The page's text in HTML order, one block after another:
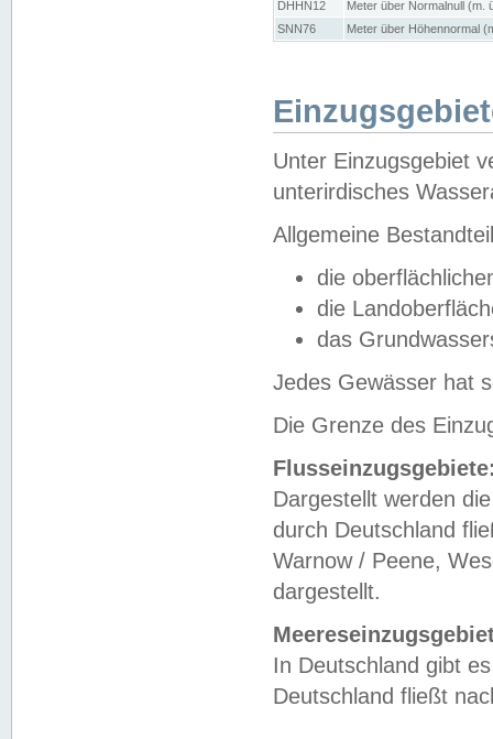
DHHN12
Meter über Normalnull (m.
SNN76
Meter über Höhennormal
Unter Einzugsgebiet
unterirdisches
Allgemeine
die
die
das
Jedes Gewässer hat
Die Grenze des
Dargestellt werden
durch Deutschland
Warnow / Peene,
dargestellt.
In Deutschland gibt
Deutschland fließt